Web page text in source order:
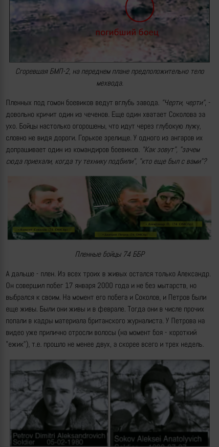
Сгоревшая БМП-2, на переднем плане предположительно тело
мехвода.
Пленных под гомон боевиков ведут вглубь завода. "Черти, черти", -
довольно кричит один из чеченов. Еще один хватает Соколова за
ухо. Бойцы настолько огорошены, что идут через глубокую лужу,
словно не видя дороги. Горькое зрелище. У одного из ангаров их
допрашивает один из командиров боевиков. "Как зовут", "зачем
сюда приехали, когда ту технику подбили", "кто еще был с вами"?
Пленные бойцы 74 ББР
А дальше - плен. Из всех троих в живых остался только Александр.
Он совершил побег 17 января 2000 года и не без мытарств, но
выбрался к своим. На момент его побега и Соколов, и Петров были
еще живы. Были они живы и в феврале. Тогда они в числе прочих
попали в кадры материала британского журналиста. У Петрова на
видео уже прилично отросли волосы (на момент боя - короткий
"ежик"), т.е. прошло не менее двух, а скорее всего и трех недель.